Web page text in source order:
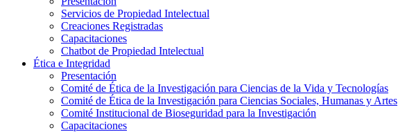
Servicios de Propiedad Intelectual
Creaciones Registradas
Capacitaciones
Chatbot de Propiedad Intelectual
Ética e Integridad
Presentación
Comité de Ética de la Investigación para Ciencias de la Vida y Tecnologías
Comité de Ética de la Investigación para Ciencias Sociales, Humanas y Artes
Comité Institucional de Bioseguridad para la Investigación
Capacitaciones